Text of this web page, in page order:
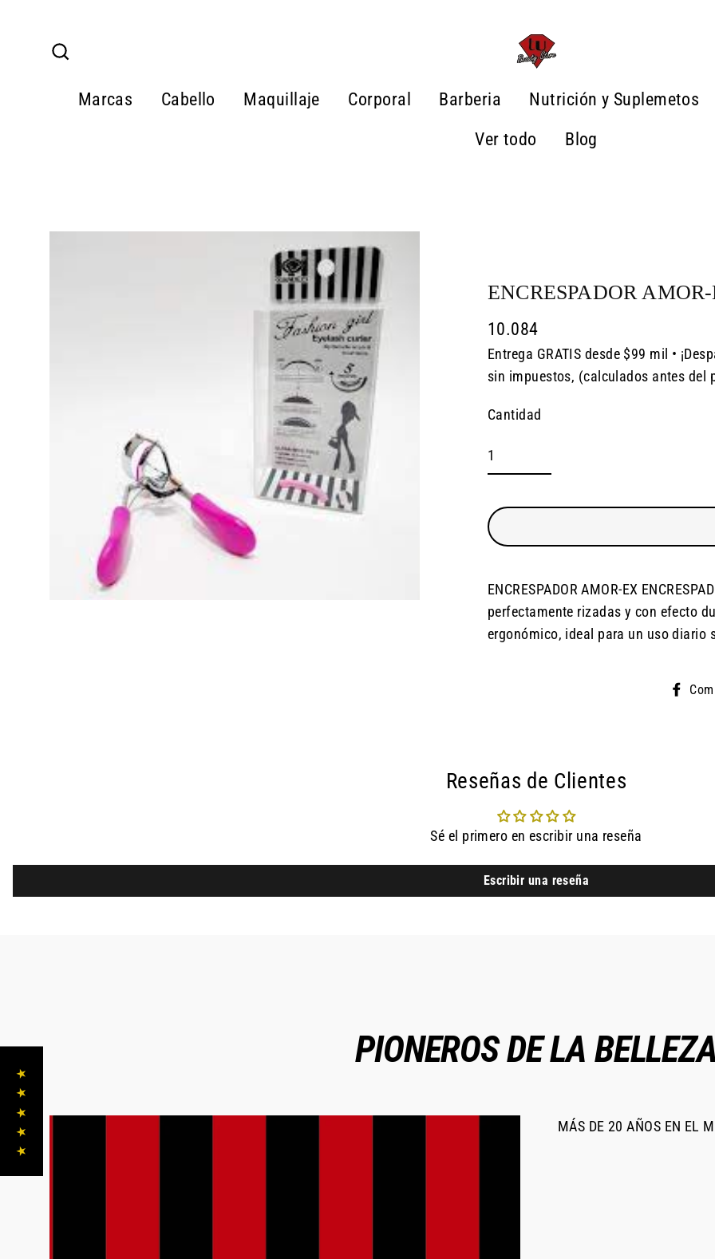
Marcas
Cabello Maquillaje Corporal Barberia Nutrición y Suplemetos
Ver todo
Blog
ENCRESPADOR
Precio
habitual
10.084
Entrega GRATIS desde $99 mil •
sin impuestos, (calculados antes del
Cantidad
ENCRESPADOR AMOR-EX
perfectamente rizadas y con efecto
ergonómico, ideal para un uso diario
Reseñas de Clientes
Sé el primero en escribir una reseña
Escribir una reseña
PIONEROS DE LA BELLEZA
MÁS DE 20 AÑOS EN EL
★ ★ ★ ★ ★